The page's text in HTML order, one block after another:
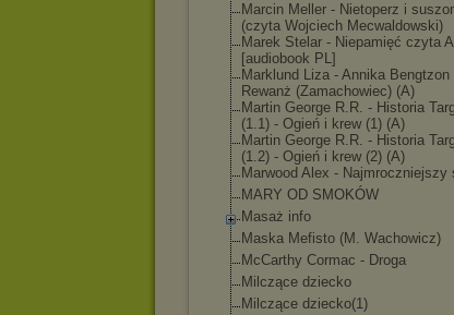
Marcin Meller - Nietoperz i
(czyta Wojciech Mecwaldowski)
Marek Stelar - Niepamięć czyta
[audiobook PL]
Marklund Liza - Annika Bengtzon
Rewanż (Zamachowiec) (A)
Martin George R.R. - Historia
(1.1) - Ogień i krew (1) (A)
Martin George R.R. - Historia
(1.2) - Ogień i krew (2) (A)
Marwood Alex - Najmroczniejszy
MARY OD SMOKÓW
Masaż info
Maska Mefisto (M. Wachowicz)
McCarthy Cormac - Droga
Milczące dziecko
Milczące dziecko(1)